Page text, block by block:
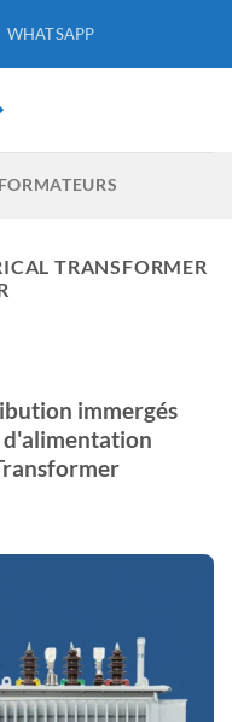
WHATSAPP
TRANSFORMER
immergés
d'alimentation